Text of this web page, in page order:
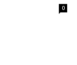
0